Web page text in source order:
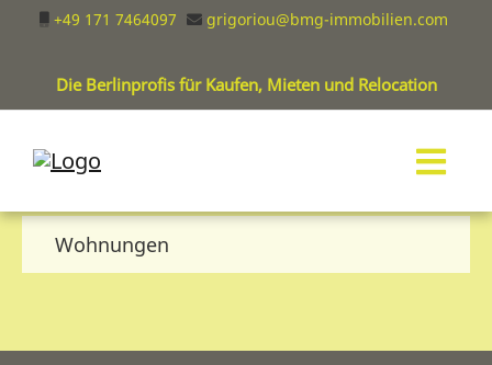
+49 171 7464097 grigoriou@bmg-immobilien.com
Die Berlinprofis für Kaufen, Mieten und Relocation
Wohnungen